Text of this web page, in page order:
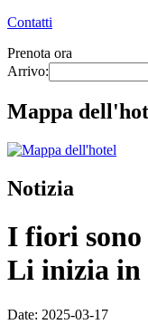
Contatti
Prenota ora
Arrivo:
Mappa
Notizia
I fiori sono
Li inizia in
Date: 2025-03-17